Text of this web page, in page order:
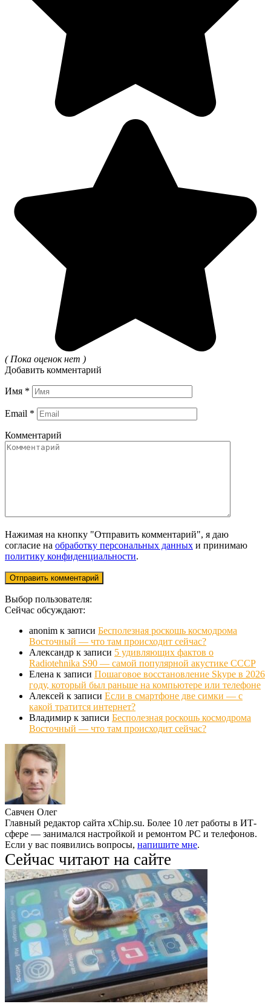
( Пока оценок нет )
Добавить комментарий
Имя *
Email *
Комментарий
Нажимая на кнопку "Отправить комментарий", я даю
согласие на обработку персональных данных и принимаю
политику конфиденциальности.
Выбор пользователя:
Сейчас обсуждают:
anonim к записи Бесполезная роскошь космодрома
Восточный — что там происходит сейчас?
Александр к записи 5 удивляющих фактов о
Radiotehnika S90 — самой популярной акустике СССР
Елена к записи Пошаговое восстановление Skype в 2026
году, который был раньше на компьютере или телефоне
Алексей к записи Если в смартфоне две симки — с
какой тратится интернет?
Владимир к записи Бесполезная роскошь космодрома
Восточный — что там происходит сейчас?
Савчен Олег
Главный редактор сайта xChip.su. Более 10 лет работы в ИТ-
сфере — занимался настройкой и ремонтом PC и телефонов.
Если у вас появились вопросы, напишите мне.
Сейчас читают на сайте